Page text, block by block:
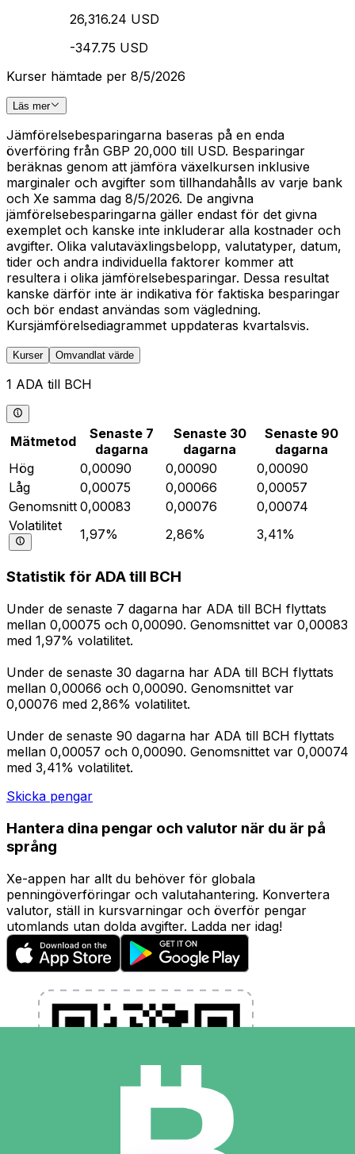
26,316.24 USD
-347.75 USD
Kurser hämtade per 8/5/2026
Läs mer
Jämförelsebesparingarna baseras på en enda
överföring från GBP 20,000 till USD. Besparingar
beräknas genom att jämföra växelkursen inklusive
marginaler och avgifter som tillhandahålls av varje bank
och Xe samma dag 8/5/2026. De angivna
jämförelsebesparingarna gäller endast för det givna
exemplet och kanske inte inkluderar alla kostnader och
avgifter. Olika valutaväxlingsbelopp, valutatyper, datum,
tider och andra individuella faktorer kommer att
resultera i olika jämförelsebesparingar. Dessa resultat
kanske därför inte är indikativa för faktiska besparingar
och bör endast användas som vägledning.
Kursjämförelsediagrammet uppdateras kvartalsvis.
Kurser Omvandlat värde
1 ADA till BCH
Mätmetod
Senaste 7
dagarna
Senaste 30
dagarna
Senaste 90
dagarna
Hög
0,00090 0,00090
0,00090
Låg
0,00075 0,00066
0,00057
Genomsnitt 0,00083 0,00076
0,00074
Volatilitet
1,97% 2,86% 3,41%
Statistik för ADA till BCH
Under de senaste 7 dagarna har ADA till BCH flyttats
mellan 0,00075 och 0,00090. Genomsnittet var 0,00083
med 1,97% volatilitet.
Under de senaste 30 dagarna har ADA till BCH flyttats
mellan 0,00066 och 0,00090. Genomsnittet var
0,00076 med 2,86% volatilitet.
Under de senaste 90 dagarna har ADA till BCH flyttats
mellan 0,00057 och 0,00090. Genomsnittet var 0,00074
med 3,41% volatilitet.
Skicka pengar
Hantera dina pengar och valutor när du är på
språng
Xe-appen har allt du behöver för globala
penningöverföringar och valutahantering. Konvertera
valutor, ställ in kursvarningar och överför pengar
utomlands utan dolda avgifter. Ladda ner idag!